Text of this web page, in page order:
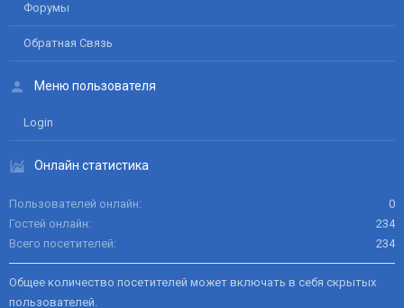
Форумы
Обратная Связь
Меню пользователя
Login
Онлайн статистика
Пользователей онлайн
0
Гостей онлайн
234
Всего посетителей
234
Общее количество посетителей может включать в себя скрытых
пользователей.